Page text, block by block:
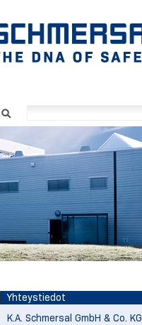
Yhteystiedot
K.A. Schmersal GmbH & Co. KG